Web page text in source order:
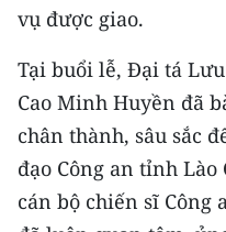
vụ được giao.
Tại buổi lễ, Đại tá
Cao Minh Huyền đã
chân thành, sâu sắc
đạo Công an tỉnh
cán bộ chiến sĩ Công